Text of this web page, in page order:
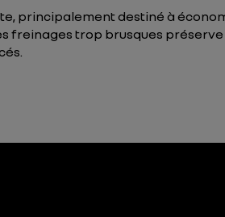
principalement destiné à
freinages trop brusques